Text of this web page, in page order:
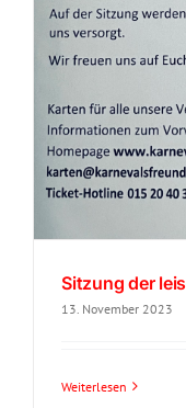
Sitzung der
13. November 2023
Weiterlesen